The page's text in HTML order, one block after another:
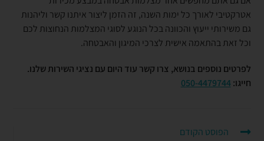
אטרקטיבי לאורך כל ימות השנה, זה הזמן ליצור איתנו קשר וליהנות
גם משירותי ייעוץ והכוונה בכל הנוגע לסוגי המצלמות הנחוצות לכם
וכל זאת בהתאמה אישית לצרכי המיגון והאבטחה.
לפרטים נוספים בנושא, צרו קשר עוד היום עם נציגי השירות שלנו.
חייגו:050-4479744
הפוסט הקודם